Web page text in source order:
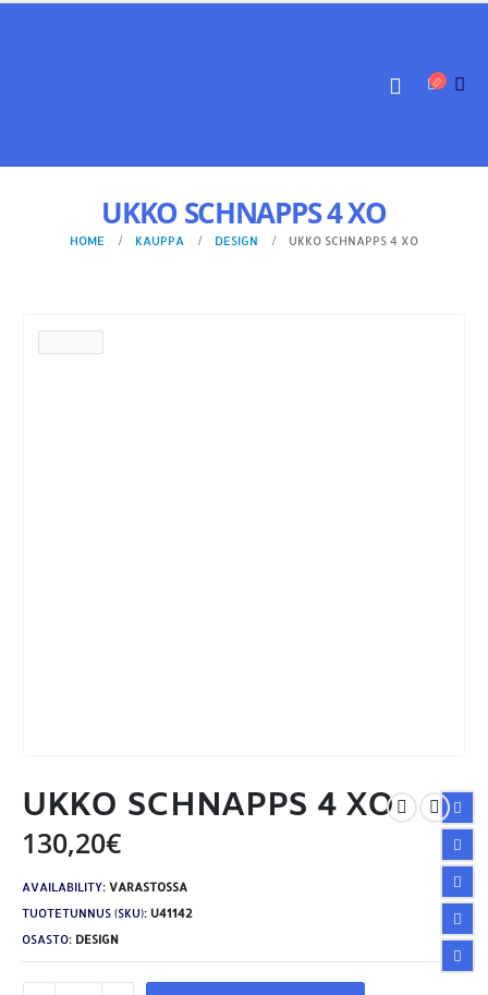
UKKO SCHNAPPS 4 XO
HOME KAUPPA DESIGN UKKO SCHNAPPS 4 XO
UKKO SCHNAPPS 4 XO
130,20€
AVAILABILITY: VARASTOSSA
TUOTETUNNUS (SKU): U41142
OSASTO: DESIGN